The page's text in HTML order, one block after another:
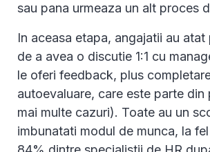
sau pana urmeaza un alt proces
In aceasa etapa, angajatii au
de a avea o discutie 1:1 cu
le oferi feedback, plus
autoevaluare, care este parte din
mai multe cazuri). Toate au un
imbunatati modul de munca, la